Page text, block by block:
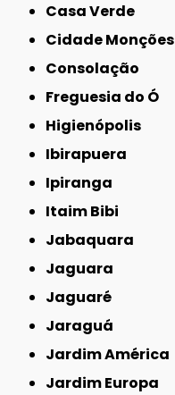
Casa Verde
Cidade Monções
Consolação
Freguesia do Ó
Higienópolis
Ibirapuera
Ipiranga
Itaim Bibi
Jabaquara
Jaguara
Jaguaré
Jaraguá
Jardim América
Jardim Europa